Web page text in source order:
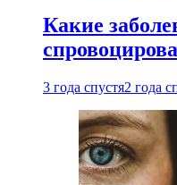
Какие
3 года спустя2 года